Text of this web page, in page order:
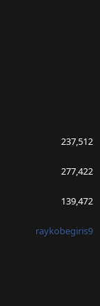
237,512
277,422
139,472
raykobegiris9